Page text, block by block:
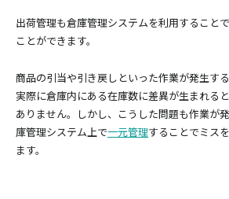
出荷管理も倉庫管理システムを利用すること
ことができます。
商品の引当や引き戻しといった作業が発生す
実際に倉庫内にある在庫数に差異が生まれる
ありません。しかし、こうした問題も作業が
庫管理システム上で一元管理することでミス
ます。